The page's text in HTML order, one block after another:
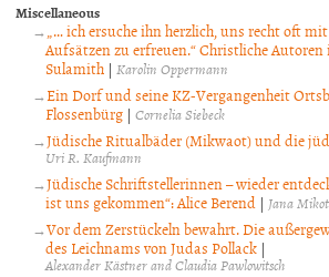
Miscellaneous
„… ich ersuche ihn herzlich, uns recht oft
Aufsätzen zu erfreuen.“ Christliche
Sulamith | Karolin Oppermann
Ein Dorf und seine KZ-Vergangenheit
Flossenbürg | Cornelia Siebeck
Jüdische Ritualbäder (Mikwaot) und die
Uri R. Kaufmann
Jüdische Schriftstellerinnen – wieder
ist uns gekommen“: Alice Berend | Jana
Vor dem Zerstückeln bewahrt. Die
des Leichnams von Judas Pollack |
Alexander Kästner and Claudia Pawlowitsch